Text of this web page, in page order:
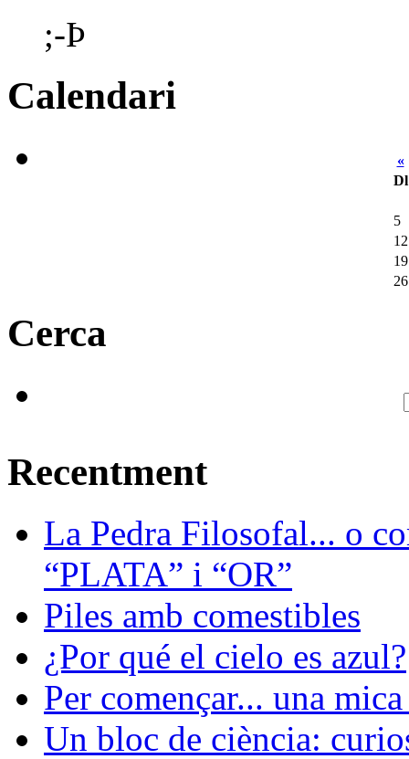
;-Þ
Calendari
«
Dl
5
12
19
26
Cerca
Recentment
La Pedra Filosofal... o
“PLATA” i “OR”
Piles amb comestibles
¿Por qué el cielo es azul?
Per començar... una
Un bloc de ciència: